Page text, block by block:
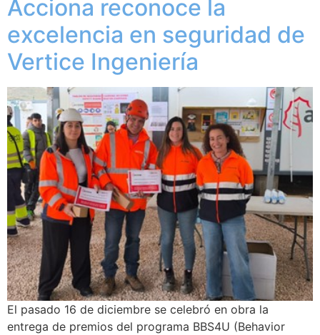
Acciona reconoce la
excelencia en seguridad de
Vertice Ingeniería
El pasado 16 de diciembre se celebró en obra la
entrega de premios del programa BBS4U (Behavior